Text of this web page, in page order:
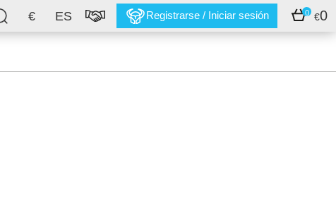
€ ES Registrarse / Iniciar sesión 0 €0